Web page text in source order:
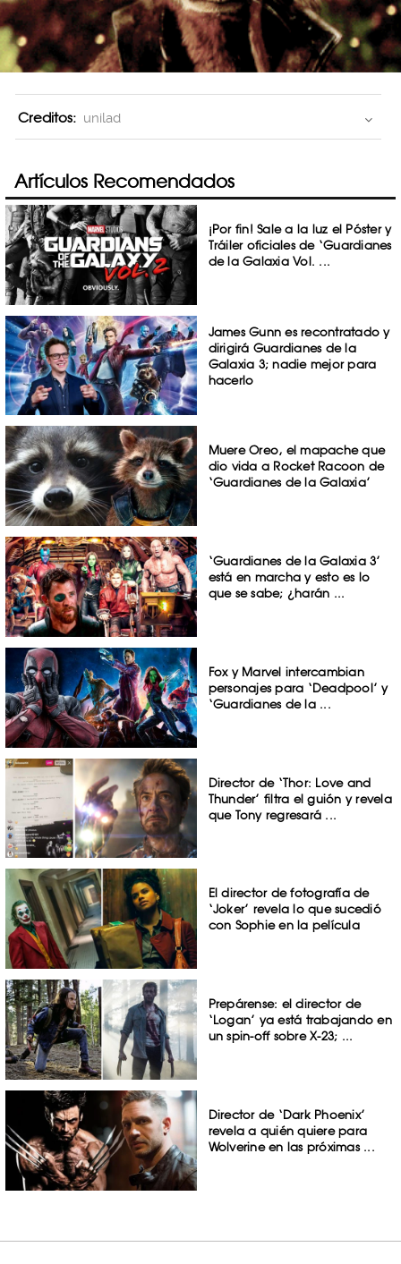
Creditos: unilad
Artículos Recomendados
¡Por fin! Sale a la luz el Póster y
Tráiler oficiales de ‘Guardianes
de la Galaxia Vol. ...
James Gunn es recontratado y
dirigirá Guardianes de la
Galaxia 3; nadie mejor para
hacerlo
Muere Oreo, el mapache que
dio vida a Rocket Racoon de
‘Guardianes de la Galaxia’
‘Guardianes de la Galaxia 3’
está en marcha y esto es lo
que se sabe; ¿harán ...
Fox y Marvel intercambian
personajes para ‘Deadpool’ y
‘Guardianes de la ...
Director de ‘Thor: Love and
Thunder’ filtra el guión y revela
que Tony regresará ...
El director de fotografía de
‘Joker’ revela lo que sucedió
con Sophie en la película
Prepárense: el director de
‘Logan’ ya está trabajando en
un spin-off sobre X-23; ...
Director de ‘Dark Phoenix’
revela a quién quiere para
Wolverine en las próximas ...